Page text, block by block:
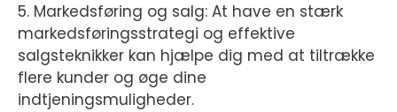
5. Markedsføring og salg: At have en stærk
markedsføringsstrategi og effektive
salgsteknikker kan hjælpe dig med at tiltrække
flere kunder og øge dine
indtjeningsmuligheder.